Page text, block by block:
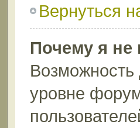
Вернуться
Почему я не
Возможность
уровне